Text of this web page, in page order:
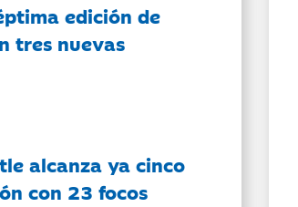
edición de
tres nuevas
alcanza ya cinco
con 23 focos